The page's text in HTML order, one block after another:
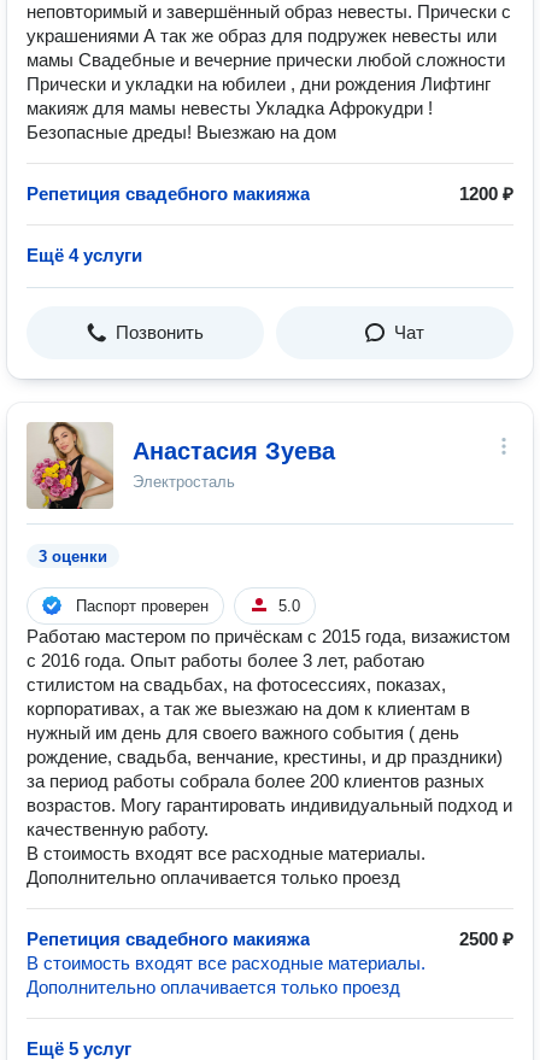
неповторимый и завершённый образ невесты. Прически с
украшениями А так же образ для подружек невесты или
мамы Свадебные и вечерние прически любой сложности
Прически и укладки на юбилеи , дни рождения Лифтинг
макияж для мамы невесты Укладка Афрокудри !
Безопасные дреды! Выезжаю на дом
Репетиция свадебного макияжа 1200 ₽
Ещё 4 услуги
Позвонить Чат
Анастасия Зуева
Электросталь
3 оценки
Паспорт проверен 5.0
Работаю мастером по причёскам с 2015 года, визажистом
с 2016 года. Опыт работы более 3 лет, работаю
стилистом на свадьбах, на фотосессиях, показах,
корпоративах, а так же выезжаю на дом к клиентам в
нужный им день для своего важного события ( день
рождение, свадьба, венчание, крестины, и др праздники)
за период работы собрала более 200 клиентов разных
возрастов. Могу гарантировать индивидуальный подход и
качественную работу.
В стоимость входят все расходные материалы.
Дополнительно оплачивается только проезд
Репетиция свадебного макияжа
2500 ₽
В стоимость входят все расходные материалы.
Дополнительно оплачивается только проезд
Ещё 5 услуг